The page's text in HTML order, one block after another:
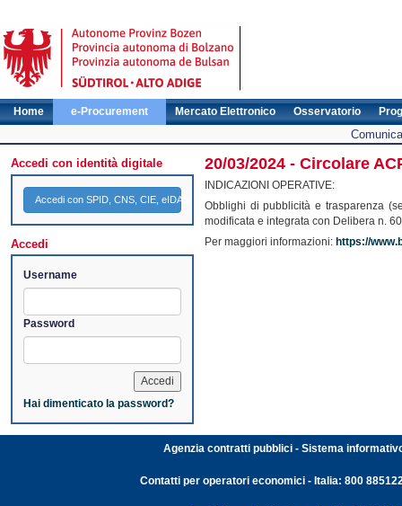
Home e-Procurement Mercato Elettronico Osservatorio
Accedi con identità digitale
Accedi con SPID, CNS, CIE, eIDAS
Accedi
Username
Password
Hai dimenticato la password?
20/03/2024 - Circolare
INDICAZIONI OPERATIVE:
Obblighi di pubblicità e trasparenza
modificata e integrata con Delibera n.
Per maggiori informazioni: https://
Agenzia contratti pubblici - Sistema
Contatti per operatori economici - Italia: 800